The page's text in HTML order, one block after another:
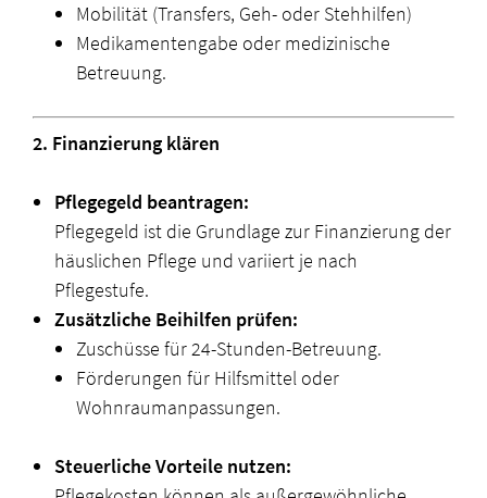
Mobilität (Transfers, Geh- oder Stehhilfen)
Medikamentengabe oder medizinische
Betreuung.
2. Finanzierung klären
Pflegegeld beantragen:
Pflegegeld ist die Grundlage zur Finanzierung der
häuslichen Pflege und variiert je nach
Pflegestufe.
Zusätzliche Beihilfen prüfen:
Zuschüsse für 24-Stunden-Betreuung.
Förderungen für Hilfsmittel oder
Wohnraumanpassungen.
Steuerliche Vorteile nutzen: